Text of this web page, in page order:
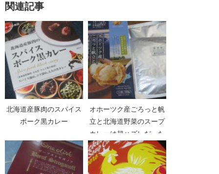
関連記事
北海道産豚肉のスパイス
ポーク黒カレー
オホーツク産ごろっと帆
立と北海道野菜のスープ
カレーは超ハズレだった